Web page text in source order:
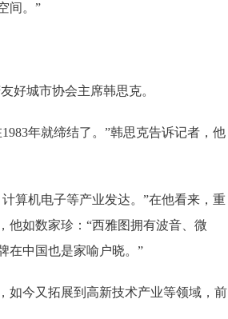
间。”
好城市协会主席韩思克。
年就缔结了。”韩思克告诉记者，他
算机电子等产业发达。”在他看来，重
他如数家珍：“西雅图拥有波音、微
在中国也是家喻户晓。”
如今又拓展到高新技术产业等领域，前